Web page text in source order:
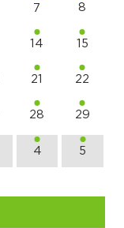
7 8
14 15
21 22
28 29
4 5